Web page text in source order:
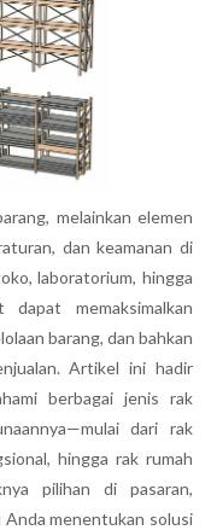
melainkan elemen
dan keamanan di
laboratorium, hingga
memaksimalkan
barang, dan bahkan
Artikel ini hadir
berbagai jenis rak
dari rak
hingga rak rumah
pilihan di pasaran,
menentukan solusi